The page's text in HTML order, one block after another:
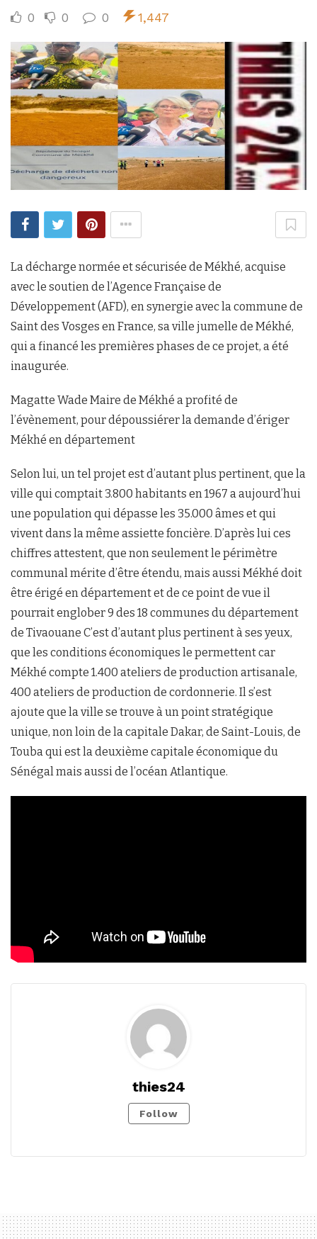
0 0 0 1,447
La décharge normée et sécurisée de Mékhé, acquise
avec le soutien de l’Agence Française de
Développement (AFD), en synergie avec la commune de
Saint des Vosges en France, sa ville jumelle de Mékhé,
qui a financé les premières phases de ce projet, a été
inaugurée.
Magatte Wade Maire de Mékhé a profité de
l’évènement, pour dépoussiérer la demande d’ériger
Mékhé en département
Selon lui, un tel projet est d’autant plus pertinent, que la
ville qui comptait 3.800 habitants en 1967 a aujourd’hui
une population qui dépasse les 35.000 âmes et qui
vivent dans la même assiette foncière. D’après lui ces
chiffres attestent, que non seulement le périmètre
communal mérite d’être étendu, mais aussi Mékhé doit
être érigé en département et de ce point de vue il
pourrait englober 9 des 18 communes du département
de Tivaouane C’est d’autant plus pertinent à ses yeux,
que les conditions économiques le permettent car
Mékhé compte 1.400 ateliers de production artisanale,
400 ateliers de production de cordonnerie. Il s’est
ajoute que la ville se trouve à un point stratégique
unique, non loin de la capitale Dakar, de Saint-Louis, de
Touba qui est la deuxième capitale économique du
Sénégal mais aussi de l’océan Atlantique.
thies24
Follow